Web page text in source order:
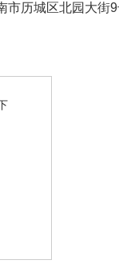
市历城区北园大街